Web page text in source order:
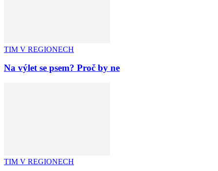
TIM V REGIONECH
Na výlet se psem? Proč by ne
TIM V REGIONECH